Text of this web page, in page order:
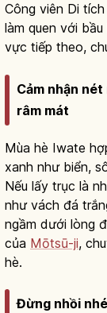
Công viên Di
làm quen với
vực tiếp theo,
Cảm nhận
râm mát
Mùa hè Iwate
xanh như biển,
Nếu lấy trục là
như vách đá
ngầm dưới lòng
của Mōtsū-ji,
hè.
Đừng nhồi